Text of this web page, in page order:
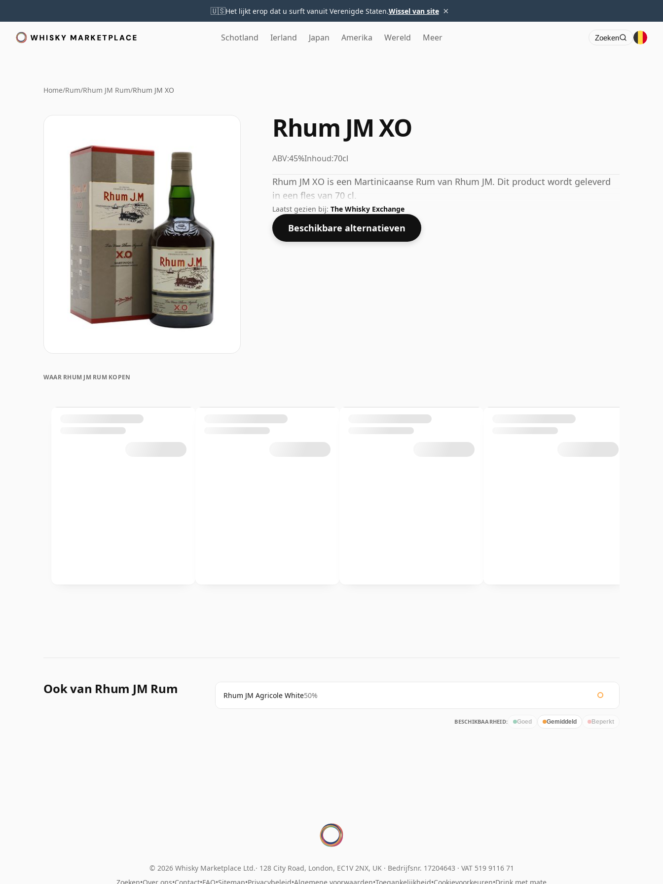
🇺🇸Het lijkt erop dat u surft vanuit Verenigde Staten.Wissel van site ×
Schotland Ierland Japan Amerika Wereld Meer Zoeken
Home/Rum/Rhum JM Rum/Rhum JM XO
Rhum JM XO
ABV:45%Inhoud:70cl
Rhum JM XO is een Martinicaanse Rum van Rhum JM. Dit product wordt geleverd
in een fles van 70 cl.
Laatst gezien bij: The Whisky Exchange
Beschikbare alternatieven
WAAR RHUM JM RUM KOPEN
Ook van Rhum JM Rum Rhum JM Agricole White50%
BESCHIKBAARHEID: Goed Gemiddeld Beperkt
© 2026 Whisky Marketplace Ltd. 128 City Road, London, EC1V 2NX, UK · Bedrijfsnr. 17204643 · VAT 519 9116 71